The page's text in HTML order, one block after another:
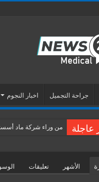
جراحة التجميل اخبار النجوم
عاجلة من وراء شركة ماد
الأشهر تعليقات